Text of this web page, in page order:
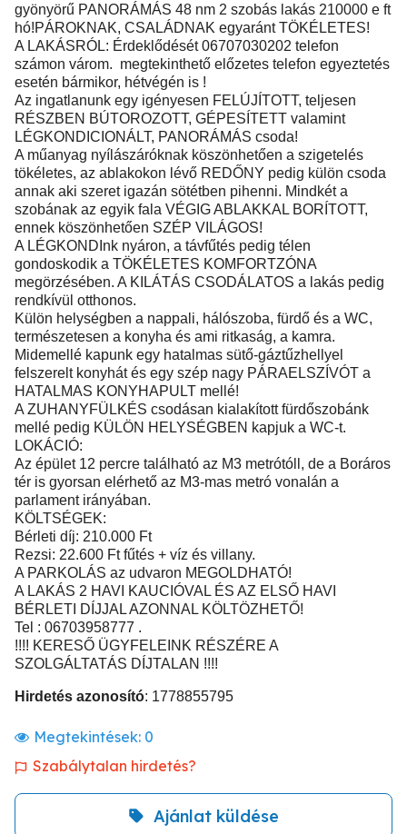
gyönyörű PANORÁMÁS 48 nm 2 szobás lakás 210000 e ft
hó!PÁROKNAK, CSALÁDNAK egyaránt TÖKÉLETES!
A LAKÁSRÓL: Érdeklődését 06707030202 telefon
számon várom. megtekinthető előzetes telefon egyeztetés
esetén bármikor, hétvégén is !
Az ingatlanunk egy igényesen FELÚJÍTOTT, teljesen
RÉSZBEN BÚTOROZOTT, GÉPESÍTETT valamint
LÉGKONDICIONÁLT, PANORÁMÁS csoda!
A műanyag nyílászáróknak köszönhetően a szigetelés
tökéletes, az ablakokon lévő REDŐNY pedig külön csoda
annak aki szeret igazán sötétben pihenni. Mindkét a
szobának az egyik fala VÉGIG ABLAKKAL BORÍTOTT,
ennek köszönhetően SZÉP VILÁGOS!
A LÉGKONDInk nyáron, a távfűtés pedig télen
gondoskodik a TÖKÉLETES KOMFORTZÓNA
megörzésében. A KILÁTÁS CSODÁLATOS a lakás pedig
rendkívül otthonos.
Külön helységben a nappali, hálószoba, fürdő és a WC,
természetesen a konyha és ami ritkaság, a kamra.
Midemellé kapunk egy hatalmas sütő-gáztűzhellyel
felszerelt konyhát és egy szép nagy PÁRAELSZÍVÓT a
HATALMAS KONYHAPULT mellé!
A ZUHANYFÜLKÉS csodásan kialakított fürdőszobánk
mellé pedig KÜLÖN HELYSÉGBEN kapjuk a WC-t.
LOKÁCIÓ:
Az épület 12 percre található az M3 metrótóll, de a Boráros
tér is gyorsan elérhető az M3-mas metró vonalán a
parlament irányában.
KÖLTSÉGEK:
Bérleti díj: 210.000 Ft
Rezsi: 22.600 Ft fűtés + víz és villany.
A PARKOLÁS az udvaron MEGOLDHATÓ!
A LAKÁS 2 HAVI KAUCIÓVAL ÉS AZ ELSŐ HAVI
BÉRLETI DÍJJAL AZONNAL KÖLTÖZHETŐ!
Tel : 06703958777 .
!!!! KERESŐ ÜGYFELEINK RÉSZÉRE A
SZOLGÁLTATÁS DÍJTALAN !!!!
Hirdetés azonosító: 1778855795
Megtekintések: 0
Szabálytalan hirdetés?
Ajánlat küldése